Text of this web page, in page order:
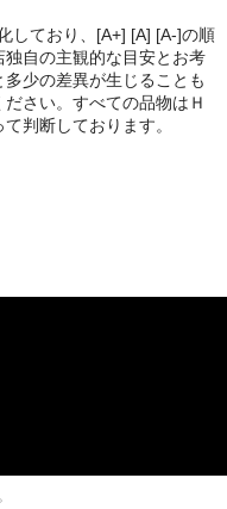
しており、[A+] [A] [A-]の順
自の主観的な目安とお考
少の差異が生じることも
さい。すべての品物はＨ
判断しております。